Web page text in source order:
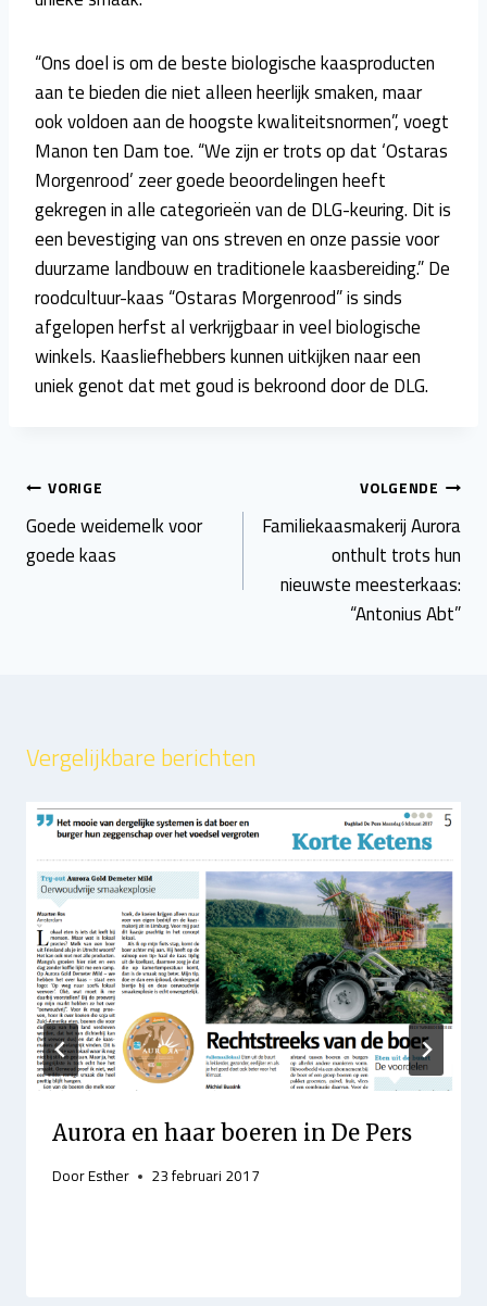
“Ons doel is om de beste biologische kaasproducten
aan te bieden die niet alleen heerlijk smaken, maar
ook voldoen aan de hoogste kwaliteitsnormen”, voegt
Manon ten Dam toe. “We zijn er trots op dat ‘Ostaras
Morgenrood’ zeer goede beoordelingen heeft
gekregen in alle categorieën van de DLG-keuring. Dit is
een bevestiging van ons streven en onze passie voor
duurzame landbouw en traditionele kaasbereiding.” De
roodcultuur-kaas “Ostaras Morgenrood” is sinds
afgelopen herfst al verkrijgbaar in veel biologische
winkels. Kaasliefhebbers kunnen uitkijken naar een
uniek genot dat met goud is bekroond door de DLG.
Bericht
navigatie
VORIGE
Goede weidemelk voor
goede kaas
VOLGENDE
Familiekaasmakerij Aurora
onthult trots hun
nieuwste meesterkaas:
“Antonius Abt”
Vergelijkbare berichten
Aurora en haar boeren in De Pers
DoorEsther 23 februari 2017